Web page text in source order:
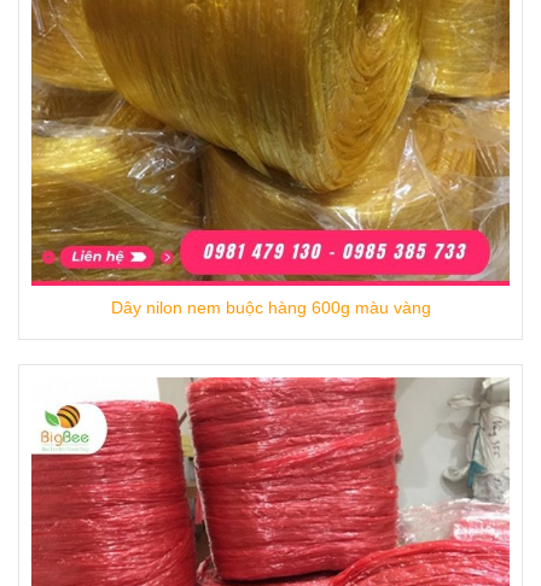
Qúy khách cần mua sỉ dây nilon kẽm mềm giá
rẻ đủ màu xanh, đỏ, vàng, đen hãy liên hệ
ngay cho Thu Hồng để được tư vấn chi tiết về
giá, mẫu mã.
>>> Xem thêm:
Dây nilon kẽm cứng
Thu Hồng mong muốn mang lại sự hài lòng
tốt nhất đến mọi khách hàng!
Mọi chi tiết xin liên hệ:
Công ty TNHH TM Thu Hồng
Website: bigbeegiasi.com
Hotline:0981 479 130 – 0985 385 733 - 0903
609 143.
Dây nilon nem buộc hàng 600g màu vàng